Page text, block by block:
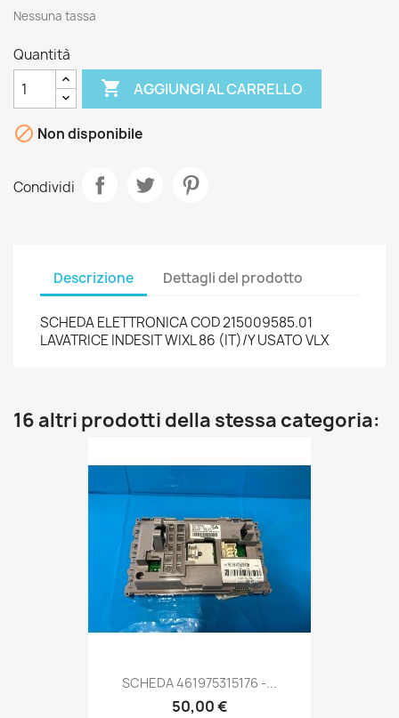
Nessuna tassa
Quantità
 AGGIUNGI AL CARRELLO
 Non disponibile
Condividi
Descrizione Dettagli del prodotto
SCHEDA ELETTRONICA COD 215009585.01
LAVATRICE INDESIT WIXL 86 (IT)/Y USATO VLX
16 altri prodotti della stessa categoria:
SCHEDA 461975315176 -...
50,00 €